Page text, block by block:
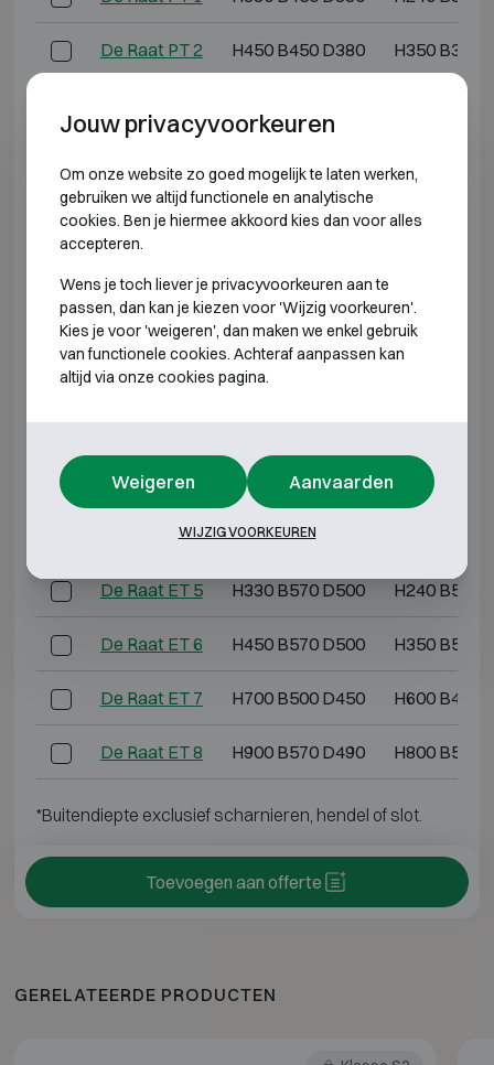
De Raat PT 2 H450 B450 D380 H350 B380
De Raat PT 7 H700 B500 D450 H600 B410
De Raat ET 0 H250 B350 D220 H155 B280
De Raat ET 1 H330 B450 D380
De Raat ET 2 H450 B450 D380 H350 B380
De Raat ET 3 H600 B450 D380 H500 B380
De Raat ET 4 H810 B450 D380
De Raat ET 5 H330 B570 D500 H240 B500
De Raat ET 6 H450 B570 D500 H350 B500
De Raat ET 7 H700 B500 D450 H600 B410
De Raat ET 8 H900 B570 D490 H800 B500
*Buitendiepte exclusief scharnieren, hendel of slot.
Toevoegen aan offerte
GERELATEERDE PRODUCTEN
Jouw privacyvoorkeuren
Om onze website zo goed mogelijk te laten werken,
gebruiken we altijd functionele en analytische
cookies. Ben je hiermee akkoord kies dan voor alles
accepteren.
Wens je toch liever je privacyvoorkeuren aan te
passen, dan kan je kiezen voor 'Wijzig voorkeuren'.
Kies je voor 'weigeren', dan maken we enkel gebruik
van functionele cookies. Achteraf aanpassen kan
altijd via onze cookies pagina.
Weigeren Aanvaarden
WIJZIG VOORKEUREN